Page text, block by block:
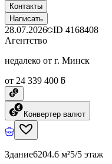
Контакты
Написать
28.07.2026 ID 4168408
Агентство
недалеко от г. Минск
от 24 339 400 ƃ
Конвертер валют
Здание6204.6 м²5/5 этаж